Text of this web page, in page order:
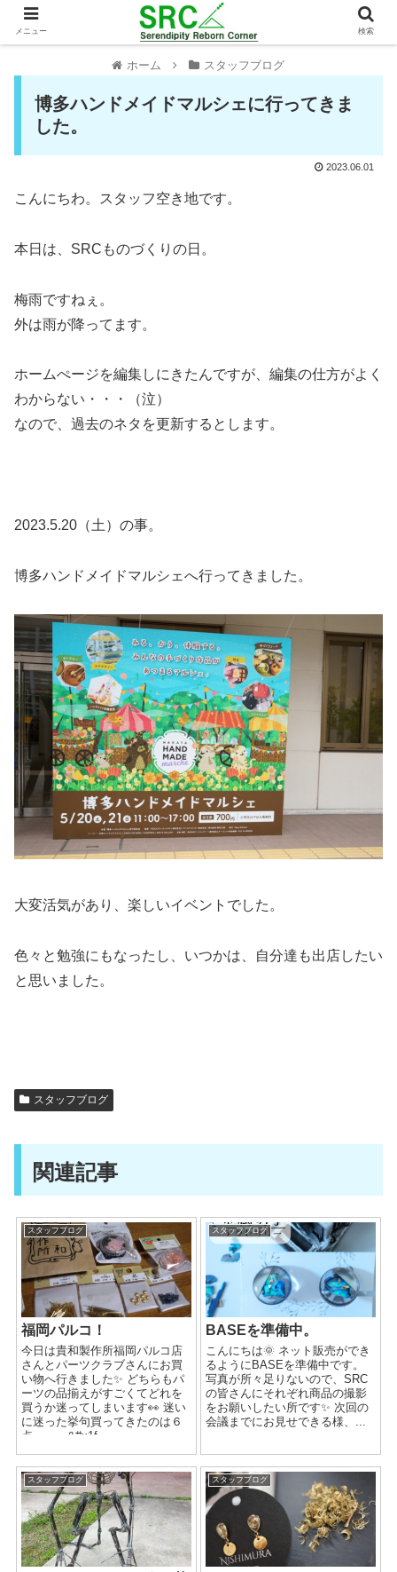
ホーム スタッフブログ
博多ハンドメイドマルシェに行ってきま
した。
2023.06.01
こんにちわ。スタッフ空き地です。
本日は、SRCものづくりの日。
梅雨ですねぇ。
外は雨が降ってます。
ホームぺージを編集しにきたんですが、編集の仕方がよく
わからない・・・（泣）
なので、過去のネタを更新するとします。
2023.5.20（土）の事。
博多ハンドメイドマルシェへ行ってきました。
大変活気があり、楽しいイベントでした。
色々と勉強にもなったし、いつかは、自分達も出店したい
と思いました。
スタッフブログ
関連記事
スタッフブログ
福岡パルコ！
今日は貴和製作所福岡パルコ店
さんとパーツクラブさんにお買
い物へ行きました✨ どちらもパ
ーツの品揃えがすごくてどれを
買うか迷ってしまいます👀 迷い
に迷った挙句買ってきたのは６
点・・・&#x1f...
スタッフブログ
BASEを準備中。
こんにちは🌞 ネット販売ができ
るようにBASEを準備中です。
写真が所々足りないので、SRC
の皆さんにそれぞれ商品の撮影
をお願いしたい所です✨ 次回の
会議までにお見せできる様、...
スタッフブログ スタッフブログ
メニュー 検索